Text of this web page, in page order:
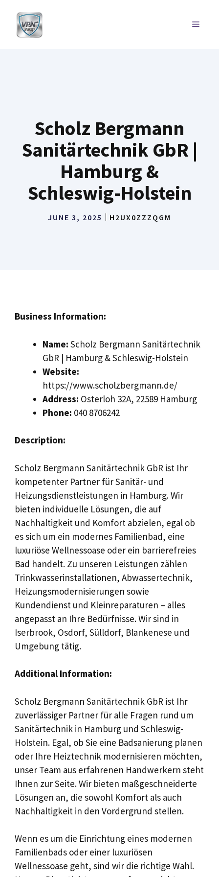
content
MENU
Scholz Bergmann
Sanitärtechnik GbR |
Hamburg &
Schleswig-Holstein
JUNE 3, 2025 H2UX0ZZZQGM
Business Information:
Name: Scholz Bergmann Sanitärtechnik
GbR | Hamburg & Schleswig-Holstein
Website:
https://www.scholzbergmann.de/
Address: Osterloh 32A, 22589 Hamburg
Phone: 040 8706242
Description:
Scholz Bergmann Sanitärtechnik GbR ist Ihr
kompetenter Partner für Sanitär- und
Heizungsdienstleistungen in Hamburg. Wir
bieten individuelle Lösungen, die auf
Nachhaltigkeit und Komfort abzielen, egal ob
es sich um ein modernes Familienbad, eine
luxuriöse Wellnessoase oder ein barrierefreies
Bad handelt. Zu unseren Leistungen zählen
Trinkwasserinstallationen, Abwassertechnik,
Heizungsmodernisierungen sowie
Kundendienst und Kleinreparaturen – alles
angepasst an Ihre Bedürfnisse. Wir sind in
Iserbrook, Osdorf, Sülldorf, Blankenese und
Umgebung tätig.
Additional Information:
Scholz Bergmann Sanitärtechnik GbR ist Ihr
zuverlässiger Partner für alle Fragen rund um
Sanitärtechnik in Hamburg und Schleswig-
Holstein. Egal, ob Sie eine Badsanierung planen
oder Ihre Heiztechnik modernisieren möchten,
unser Team aus erfahrenen Handwerkern steht
Ihnen zur Seite. Wir bieten maßgeschneiderte
Lösungen an, die sowohl Komfort als auch
Nachhaltigkeit in den Vordergrund stellen.
Wenn es um die Einrichtung eines modernen
Familienbads oder einer luxuriösen
Wellnessoase geht, sind wir die richtige Wahl.